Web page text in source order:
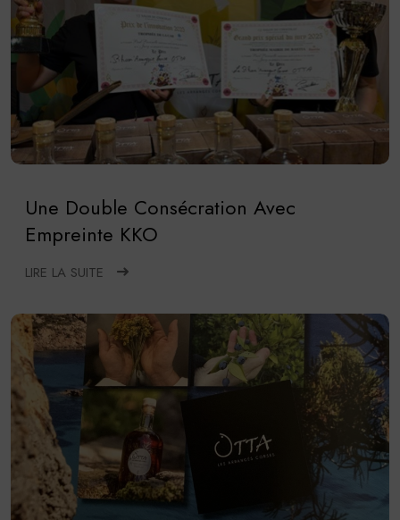
Une Double Consécration Avec
Empreinte KKO
LIRE LA SUITE